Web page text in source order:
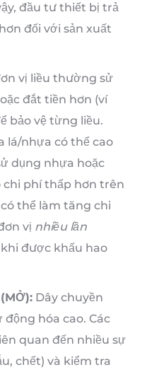
đầu tư thiết bị trả
đối với sản xuất
vị liều thường sử
đắt tiền hơn (ví
bảo vệ từng liều.
lá/nhựa có thể cao
dụng nhựa hoặc
phí thấp hơn trên
thể làm tăng chi
vị nhiều lần
được khấu hao
Dây chuyền
động hóa cao. Các
quan đến nhiều sự
chết) và kiểm tra